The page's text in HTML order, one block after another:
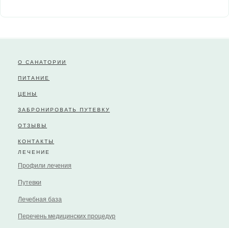
О САНАТОРИИ
ПИТАНИЕ
ЦЕНЫ
ЗАБРОНИРОВАТЬ ПУТЕВКУ
ОТЗЫВЫ
КОНТАКТЫ
ЛЕЧЕНИЕ
Профили лечения
Путевки
Лечебная база
Перечень медицинских процедур